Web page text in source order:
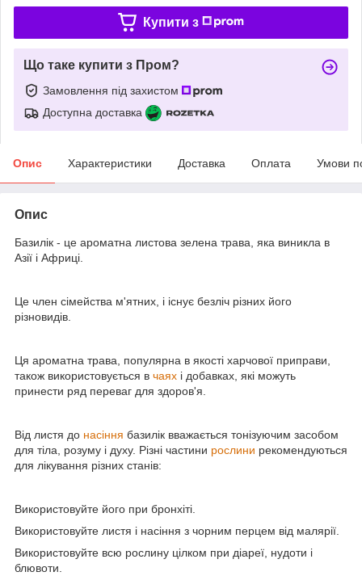
Купити з
Що таке купити з Пром?
Замовлення під захистом
Доступна доставка
Опис Характеристики Доставка Оплата Умови
Опис
Базилік - це ароматна листова зелена трава, яка виникла в
Азії і Африці.
Це член сімейства м'ятних, і існує безліч різних його
різновидів.
Ця ароматна трава, популярна в якості харчової приправи,
також використовується в чаях і добавках, які можуть
принести ряд переваг для здоров'я.
Від листя до насіння базилік вважається тонізуючим засобом
для тіла, розуму і духу. Різні частини рослини рекомендуються
для лікування різних станів:
Використовуйте його при бронхіті.
Використовуйте листя і насіння з чорним перцем від малярії.
Використовуйте всю рослину цілком при діареї, нудоти і
блювоти.